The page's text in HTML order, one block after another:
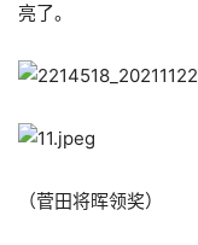
亮了。
（菅田将晖领奖）